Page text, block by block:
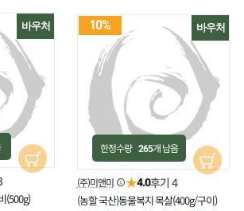
바우처
(500g)
바우처
10%
한정수량 265개 남음
(주)미앤미 ★4.0후기 4
(농할 국산)동물복지 목살(400g/구이)